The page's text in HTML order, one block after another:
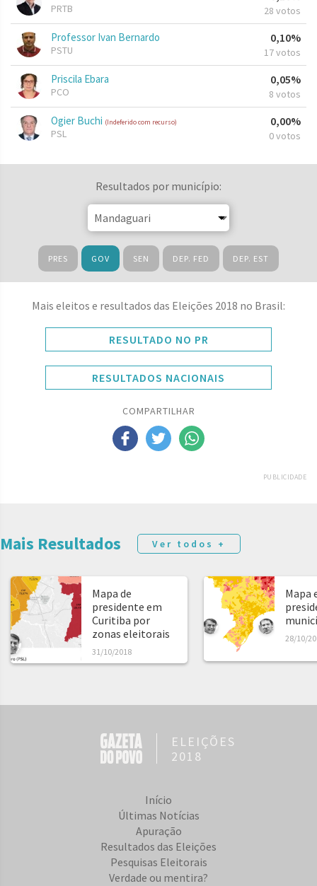
PRTB 28 votos
Professor Ivan Bernardo
PSTU
0,10%
17 votos
Priscila Ebara
PCO
0,05%
8 votos
Ogier Buchi (Indeferido com recurso)
PSL
0,00%
0 votos
Resultados por município:
PRES GOV SEN DEP. FED DEP. EST
Mais eleitos e resultados das Eleições 2018 no Brasil:
RESULTADO NO PR
RESULTADOS NACIONAIS
COMPARTILHAR
PUBLICIDADE
Mais Resultados Ver todos +
Mapa de
presidente em
Curitiba por
zonas eleitorais
31/10/2018
Mapa
28/10/
ELEIÇÕES
2018
Início
Últimas Notícias
Apuração
Resultados das Eleições
Pesquisas Eleitorais
Verdade ou mentira?